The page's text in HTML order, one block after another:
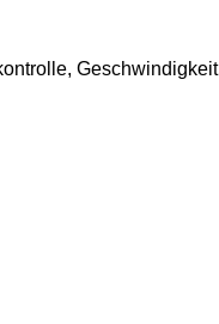
Geschwindigkeit